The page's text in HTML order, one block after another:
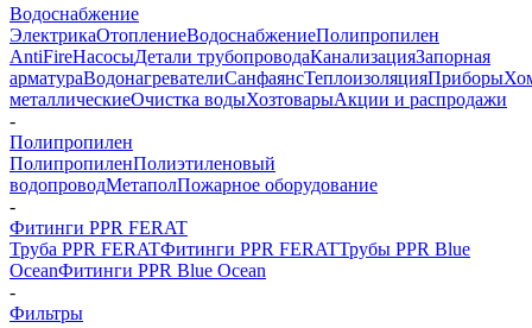
Водоснабжение
ЭлектрикаОтоплениеВодоснабжениеПолипропилен
AntiFireНасосыДетали трубопроводаКанализацияЗапорная
арматураВодонагревателиСанфаянсТеплоизоляцияПриборы
металлическиеОчистка водыХозтоварыАкции и распродажи
-
Полипропилен
ПолипропиленПолиэтиленовый
водопроводМетаполПожарное оборудование
-
Фитинги PPR FERAT
Труба PPR FERATФитинги PPR FERATТрубы PPR Blue
OceanФитинги PPR Blue Ocean
-
Фильтры